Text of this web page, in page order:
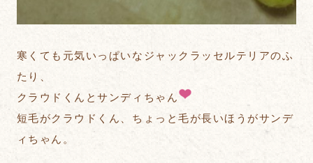
寒くても元気いっぱいなジャックラッセルテリアのふ
たり、
クラウドくんとサンディちゃん
短毛がクラウドくん、ちょっと毛が長いほうがサンデ
ィちゃん。